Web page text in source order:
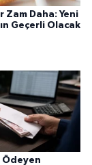
Zam Daha: Yeni
Geçerli Olacak
Ödeyen